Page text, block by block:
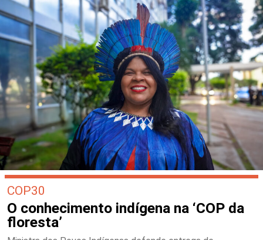
COP30
O conhecimento indígena na ‘COP da
floresta’